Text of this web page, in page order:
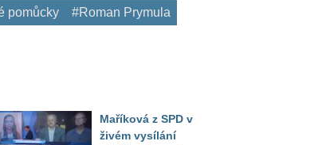
pomůcky #Roman Prymula
Maříková z SPD v
živém vysílání